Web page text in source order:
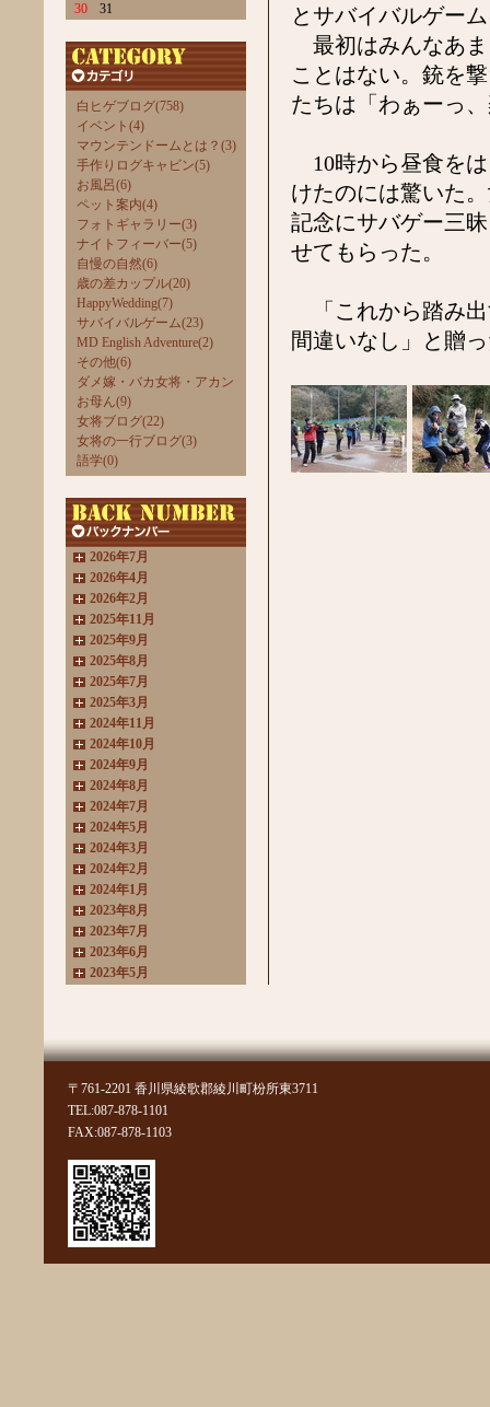
30
31
白ヒゲブログ(758)
イベント(4)
マウンテンドームとは？(3)
手作りログキャビン(5)
お風呂(6)
ペット案内(4)
フォトギャラリー(3)
ナイトフィーバー(5)
自慢の自然(6)
歳の差カップル(20)
HappyWedding(7)
サバイバルゲーム(23)
MD English Adventure(2)
その他(6)
ダメ嫁・バカ女将・アカン
お母ん(9)
女将ブログ(22)
女将の一行ブログ(3)
語学(0)
2026年7月
2026年4月
2026年2月
2025年11月
2025年9月
2025年8月
2025年7月
2025年3月
2024年11月
2024年10月
2024年9月
2024年8月
2024年7月
2024年5月
2024年3月
2024年2月
2024年1月
2023年8月
2023年7月
2023年6月
2023年5月
2022年10月
2022年7月
2022年6月
2022年4月
2022年3月
2022年2月
2022年1月
2021年11月
2021年10月
2021年9月
とサバイバルゲー
最初はみんなあま
ことはない。銃を
たちは「わぁーっ
10時から昼食をは
けたのには驚いた
記念にサバゲー三
せてもらった。
「これから踏み出
間違いなし」と贈
〒761-2201 香川県綾歌郡綾川町枌所東3711
TEL:087-878-1101
FAX:087-878-1103